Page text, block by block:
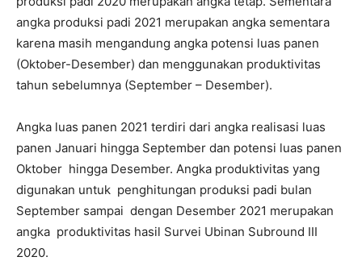
angka produksi padi 2021 merupakan angka sementara
karena masih mengandung angka potensi luas panen
(Oktober-Desember) dan menggunakan produktivitas
tahun sebelumnya (September – Desember).
Angka luas panen 2021 terdiri dari angka realisasi luas
panen Januari hingga September dan potensi luas panen
Oktober hingga Desember. Angka produktivitas yang
digunakan untuk penghitungan produksi padi bulan
September sampai dengan Desember 2021 merupakan
angka produktivitas hasil Survei Ubinan Subround III
2020.